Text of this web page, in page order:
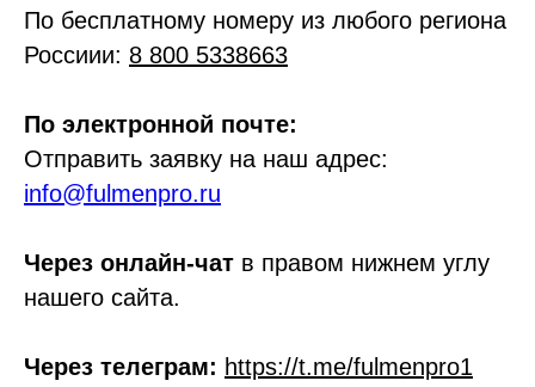
По бесплатному номеру из любого региона
Россиии: 8 800 5338663
По электронной почте:
Отправить заявку на наш адрес:
info@fulmenpro.ru
Через онлайн-чат в правом нижнем углу
нашего сайта.
Через телеграм: https://t.me/fulmenpro1